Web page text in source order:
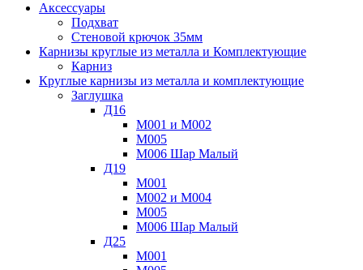
Аксессуары
Подхват
Стеновой крючок 35мм
Карнизы круглые из металла и Комплектующие
Карниз
Круглые карнизы из металла и комплектующие
Заглушка
Д16
М001 и М002
М005
М006 Шар Малый
Д19
М001
М002 и М004
М005
М006 Шар Малый
Д25
М001